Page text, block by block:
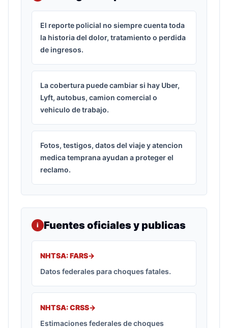
El reporte policial no siempre cuenta toda
la historia del dolor, tratamiento o perdida
de ingresos.
La cobertura puede cambiar si hay Uber,
Lyft, autobus, camion comercial o
vehiculo de trabajo.
Fotos, testigos, datos del viaje y atencion
medica temprana ayudan a proteger el
reclamo.
i Fuentes oficiales y publicas
NHTSA: FARS->
Datos federales para choques fatales.
NHTSA: CRSS->
Estimaciones federales de choques